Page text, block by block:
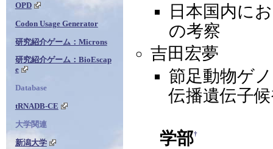
日本国内に
の考察
吉田宏夢
節足動物ゲ
伝播遺伝子
学部†
OPD
Codon Usage Generator
研究紹介ゲーム：Microns
研究紹介ゲーム：BioEscap
e
Database
tRNADB-CE
大学関連
新潟大学